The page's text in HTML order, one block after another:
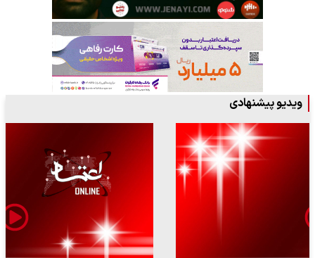
ویدیو پیشنهادی